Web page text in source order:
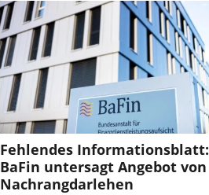
Fehlendes Informationsblatt:
BaFin untersagt Angebot von
Nachrangdarlehen